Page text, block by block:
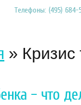
Телефоны: (495) 684-
» Кризис
– что